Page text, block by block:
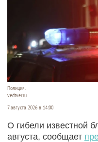
Полиция.
vedtver.ru
7 августа 2026 в 14:00
О гибели известной
августа, сообщает